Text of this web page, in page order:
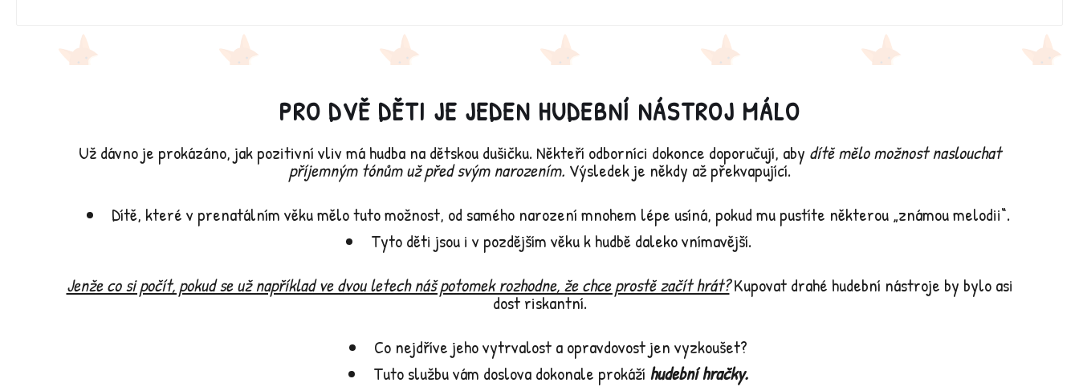
PRO DVĚ DĚTI JE JEDEN HUDEBNÍ NÁSTROJ MÁLO
Už dávno je prokázáno, jak pozitivní vliv má hudba na dětskou dušičku. Někteří odborníci dokonce doporučují, aby dítě mělo možnost naslouchat
příjemným tónům už před svým narozením. Výsledek je někdy až překvapující.
Dítě, které v prenatálním věku mělo tuto možnost, od samého narození mnohem lépe usíná, pokud mu pustíte některou „známou melodii“.
Tyto děti jsou i v pozdějším věku k hudbě daleko vnímavější.
Jenže co si počít, pokud se už například ve dvou letech náš potomek rozhodne, že chce prostě začít hrát?Kupovat drahé hudební nástroje by bylo asi
dost riskantní.
Co nejdříve jeho vytrvalost a opravdovost jen vyzkoušet?
Tuto službu vám doslova dokonale prokáží hudební hračky.